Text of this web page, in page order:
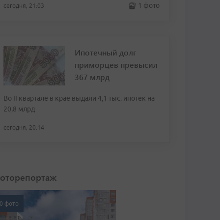
сегодня, 21:03 1 фото
Ипотечный долг
приморцев превысил
367 млрд
Во II квартале в крае выдали 4,1 тыс. ипотек на
20,8 млрд
сегодня, 20:14
фото